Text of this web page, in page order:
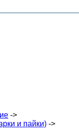
->
и пайки) ->